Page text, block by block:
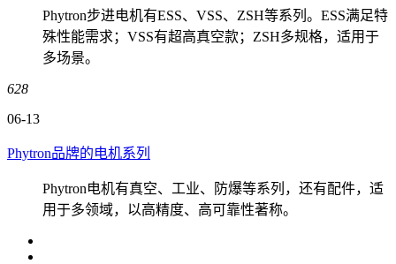
Phytron步进电机有ESS、VSS、ZSH等系列。ESS满足特
殊性能需求；VSS有超高真空款；ZSH多规格，适用于
多场景。
628
06-13
Phytron品牌的电机系列
Phytron电机有真空、工业、防爆等系列，还有配件，适
用于多领域，以高精度、高可靠性著称。